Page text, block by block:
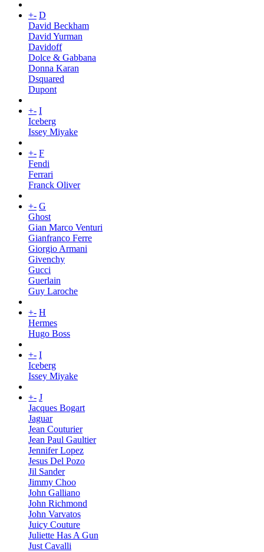
+- D
David Beckham
David Yurman
Davidoff
Dolce & Gabbana
Donna Karan
Dsquared
Dupont
+- I
Iceberg
Issey Miyake
+- F
Fendi
Ferrari
Franck Oliver
+- G
Ghost
Gian Marco Venturi
Gianfranco Ferre
Giorgio Armani
Givenchy
Gucci
Guerlain
Guy Laroche
+- H
Hermes
Hugo Boss
+- I
Iceberg
Issey Miyake
+- J
Jacques Bogart
Jaguar
Jean Couturier
Jean Paul Gaultier
Jennifer Lopez
Jesus Del Pozo
Jil Sander
Jimmy Choo
John Galliano
John Richmond
John Varvatos
Juicy Couture
Juliette Has A Gun
Just Cavalli